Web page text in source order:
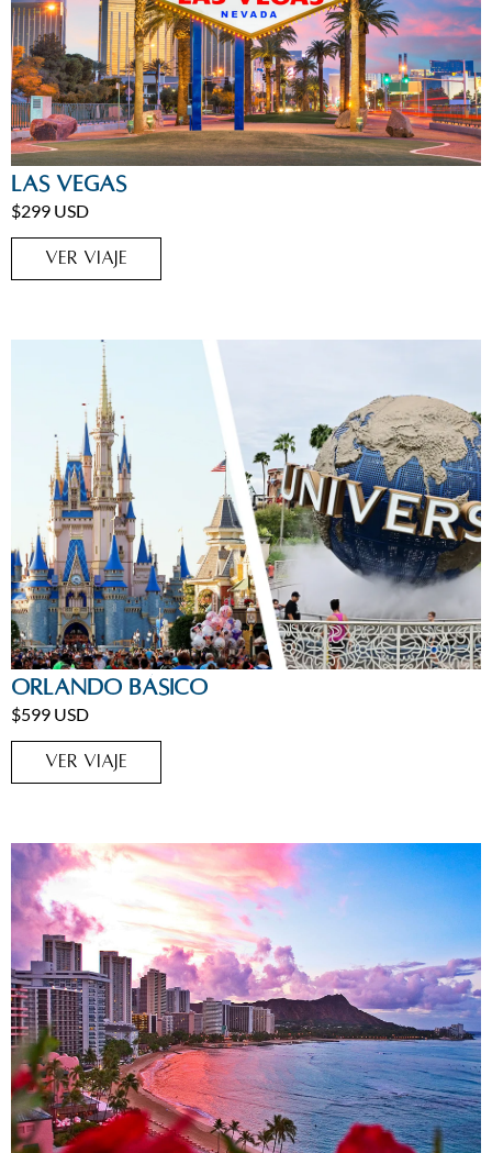
Las Vegas
$299 USD
VER VIAJE
Estados Unidos
Home
Orlando básico
$599 USD
VER VIAJE
Estados Unidos,Estados Unidos